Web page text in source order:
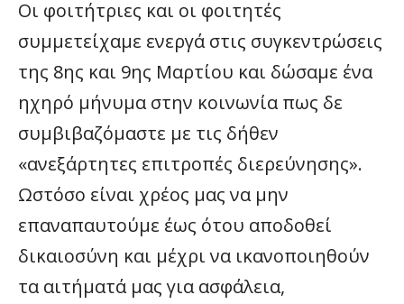
Οι φοιτήτριες και οι φοιτητές
συμμετείχαμε ενεργά στις συγκεντρώσεις
της 8ης και 9ης Μαρτίου και δώσαμε ένα
ηχηρό μήνυμα στην κοινωνία πως δε
συμβιβαζόμαστε με τις δήθεν
«ανεξάρτητες επιτροπές διερεύνησης».
Ωστόσο είναι χρέος μας να μην
επαναπαυτούμε έως ότου αποδοθεί
δικαιοσύνη και μέχρι να ικανοποιηθούν
τα αιτήματά μας για ασφάλεια,